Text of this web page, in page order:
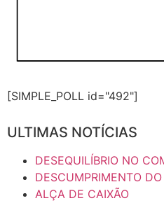
[SIMPLE_POLL id="492"]
ULTIMAS NOTÍCIAS
DESEQUILÍBRIO NO
DESCUMPRIMENTO
ALÇA DE CAIXÃO